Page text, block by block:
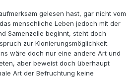
gelesen hast, gar nicht vom
menschliche Leben jedoch mit der
Samenzelle beginnt, steht doch
zur Klonierungsmöglichkeit.
wäre doch nur eine andere Art und
aber beweist doch überhaupt
Art der Befruchtung keine